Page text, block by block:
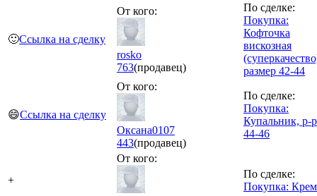
🙂Ссылка на сделку
От кого:
rosko
763(продавец)
По сделке:
Покупка:
Кофточка
вискозная
размер 42-44
😄Ссылка на сделку
От кого:
Оксана0107
443(продавец)
По сделке:
Покупка:
Купальник, р-р
44-46
+
От кого:
По сделке:
Покупка: